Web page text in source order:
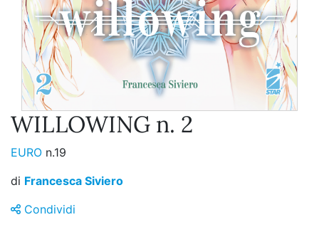
WILLOWING n. 2
EURO n.19
di Francesca Siviero
Condividi